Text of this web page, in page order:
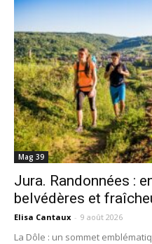
Mag 39
Jura. Randonnées :
belvédères et
Elisa Cantaux - 9 août 2026
La Dôle : un sommet